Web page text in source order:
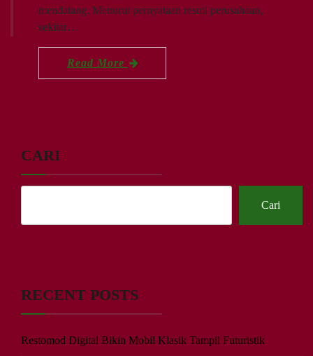
mendatang. Menurut pernyataan resmi perusahaan,
sekitar…
Read More
CARI
Cari
RECENT POSTS
Restomod Digital Bikin Mobil Klasik Tampil Futuristik